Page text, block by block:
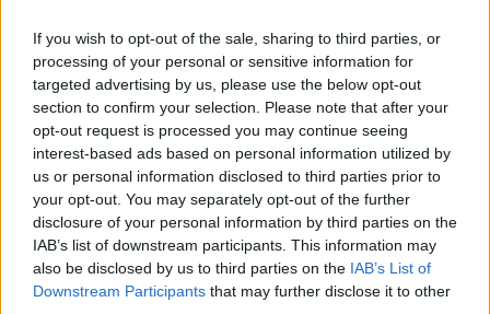
If you wish to opt-out of the sale, sharing to third parties, or
processing of your personal or sensitive information for
targeted advertising by us, please use the below opt-out
section to confirm your selection. Please note that after your
opt-out request is processed you may continue seeing
interest-based ads based on personal information utilized by
us or personal information disclosed to third parties prior to
your opt-out. You may separately opt-out of the further
disclosure of your personal information by third parties on the
IAB’s list of downstream participants. This information may
also be disclosed by us to third parties on the IAB’s List of
Downstream Participants that may further disclose it to other
Przeczytaj także
NOWOŚCI I PREMIERY
3 ZDJĘĆ
NOWOŚCI I PREMIERY
9 ZDJĘĆ